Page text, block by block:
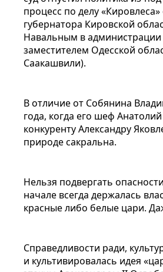
процесс по делу
губернатора Кировской
Навальным в
заместителем Одесской
Саакашвили).
В отличие от Собянина
года, когда его шеф
конкуренту Александру
природе сакральна.
Нельзя подвергать
начале всегда держалась
красные либо белые цари.
Справедливости ради,
и культивировалась идея